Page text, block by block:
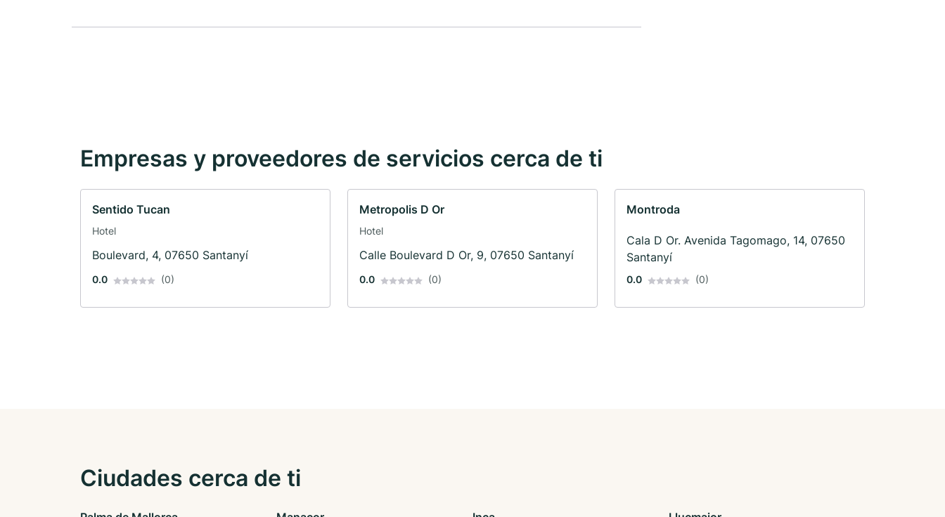
Empresas y proveedores de servicios cerca de ti
Sentido Tucan
Hotel
Boulevard, 4, 07650 Santanyí
0.0 (0)
Metropolis D Or
Hotel
Calle Boulevard D Or, 9, 07650 Santanyí
0.0 (0)
Montroda
Cala D Or. Avenida Tagomago, 14, 07650
Santanyí
0.0 (0)
Ciudades cerca de ti